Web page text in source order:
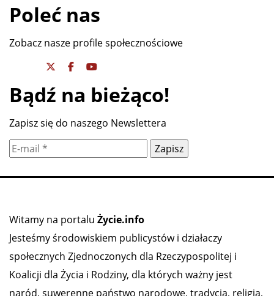
Poleć nas
Zobacz nasze profile społecznościowe
Bądź na bieżąco!
Zapisz się do naszego Newslettera
Witamy na portalu Życie.info
Jesteśmy środowiskiem publicystów i działaczy
społecznych Zjednoczonych dla Rzeczypospolitej i
Koalicji dla Życia i Rodziny, dla których ważny jest
naród, suwerenne państwo narodowe, tradycja, religia,